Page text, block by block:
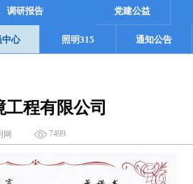
调研报告 党建公益
中心 照明315 通知公告
程有限公司
网 7499